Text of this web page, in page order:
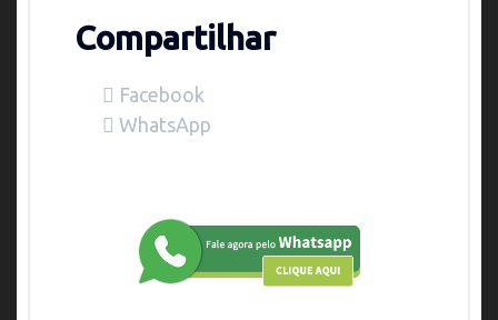
Compartilhar
Facebook
WhatsApp